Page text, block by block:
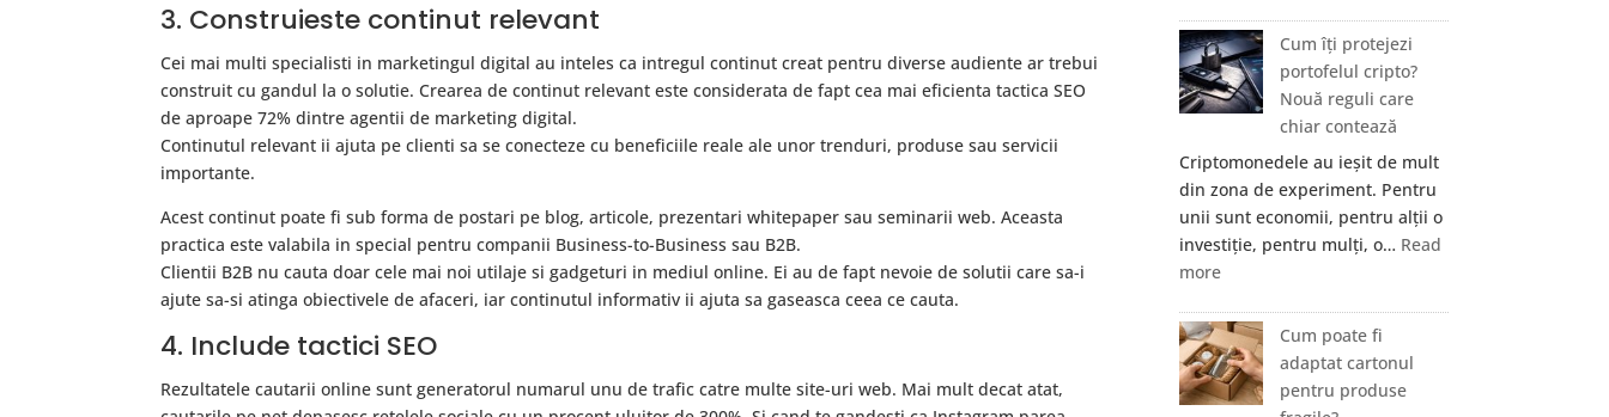
3. Construieste continut relevant
Cei mai multi specialisti in marketingul digital au inteles ca intregul continut creat pentru diverse audiente ar trebui
construit cu gandul la o solutie. Crearea de continut relevant este considerata de fapt cea mai eficienta tactica SEO
de aproape 72% dintre agentii de marketing digital.
Continutul relevant ii ajuta pe clienti sa se conecteze cu beneficiile reale ale unor trenduri, produse sau servicii
importante.
Acest continut poate fi sub forma de postari pe blog, articole, prezentari whitepaper sau seminarii web. Aceasta
practica este valabila in special pentru companii Business-to-Business sau B2B.
Clientii B2B nu cauta doar cele mai noi utilaje si gadgeturi in mediul online. Ei au de fapt nevoie de solutii care sa-i
ajute sa-si atinga obiectivele de afaceri, iar continutul informativ ii ajuta sa gaseasca ceea ce cauta.
4. Include tactici SEO
Rezultatele cautarii online sunt generatorul numarul unu de trafic catre multe site-uri web. Mai mult decat atat,
alegi
un
tracker
GPS
potrivit
pentru
flotă
Cum îți protejezi
portofelul cripto?
Nouă reguli care
chiar contează
Criptomonedele au ieșit de mult
din zona de experiment. Pentru
unii sunt economii, pentru alții o
investiție, pentru mulți, o… Read
more:
îți
protejezi
portofelul
cripto?
Cum poate fi
adaptat cartonul
pentru produse